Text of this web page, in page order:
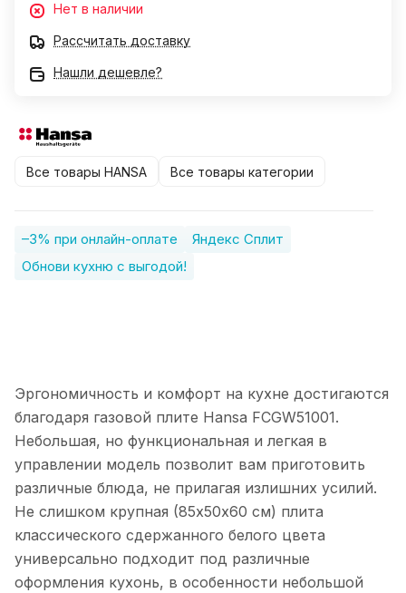
Нет в наличии
Рассчитать доставку
Нашли дешевле?
Все товары HANSA Все товары категории
–3% при онлайн-оплате
Яндекс Сплит
Обнови кухню с выгодой!
Эргономичность и комфорт на кухне достигаются
благодаря газовой плите Hansa FCGW51001.
Небольшая, но функциональная и легкая в
управлении модель позволит вам приготовить
различные блюда, не прилагая излишних усилий.
Не слишком крупная (85х50х60 см) плита
классического сдержанного белого цвета
универсально подходит под различные
оформления кухонь, в особенности небольшой